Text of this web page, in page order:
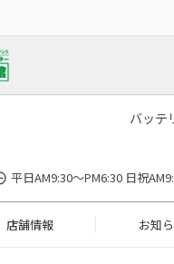
バッテ
平日AM9:30～PM6:30 日祝
店舗情報 お知